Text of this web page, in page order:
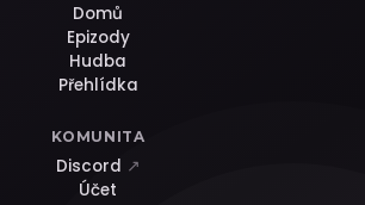
Domů
Epizody
Hudba
Přehlídka
KOMUNITA
Discord ↗
Účet